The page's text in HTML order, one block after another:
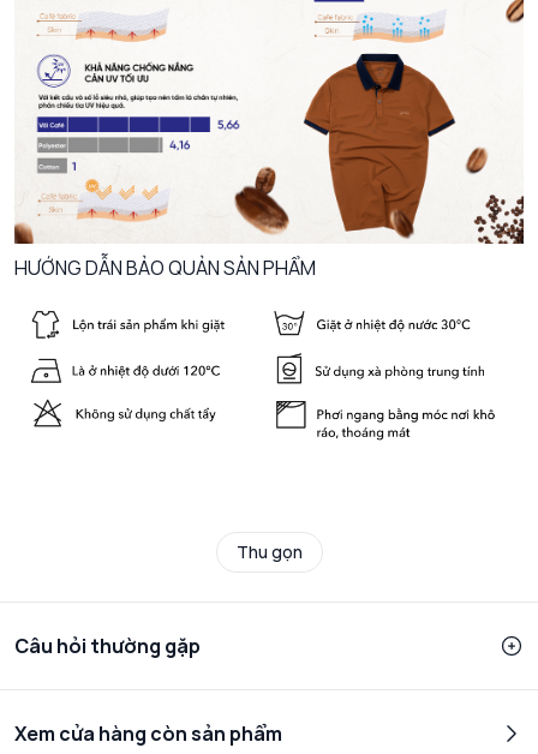
HƯỚNG DẪN BẢO QUẢN SẢN PHẨM
Thu gọn
Câu hỏi thường gặp
Xem cửa hàng còn sản phẩm